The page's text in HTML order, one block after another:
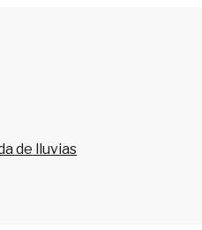
de lluvias